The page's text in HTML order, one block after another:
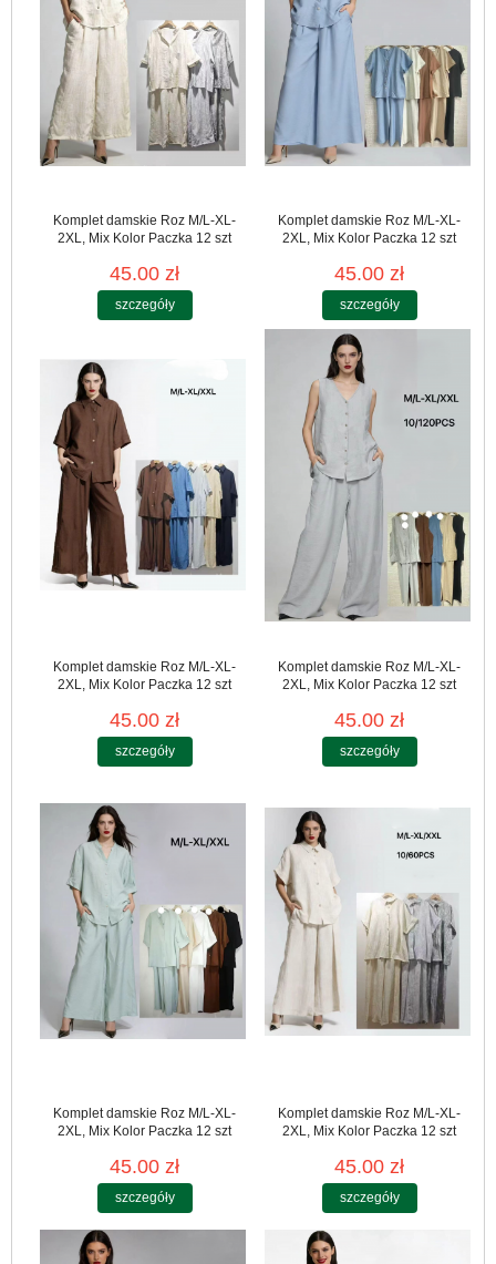
Komplet damskie Roz M/L-XL-
2XL, Mix Kolor Paczka 12 szt
45.00 zł
szczegóły
Komplet damskie Roz M/L-XL-
2XL, Mix Kolor Paczka 12 szt
45.00 zł
szczegóły
Komplet damskie Roz M/L-XL-
2XL, Mix Kolor Paczka 12 szt
45.00 zł
szczegóły
Komplet damskie Roz M/L-XL-
2XL, Mix Kolor Paczka 12 szt
45.00 zł
szczegóły
Komplet damskie Roz M/L-XL-
2XL, Mix Kolor Paczka 12 szt
45.00 zł
szczegóły
Komplet damskie Roz M/L-XL-
2XL, Mix Kolor Paczka 12 szt
45.00 zł
szczegóły